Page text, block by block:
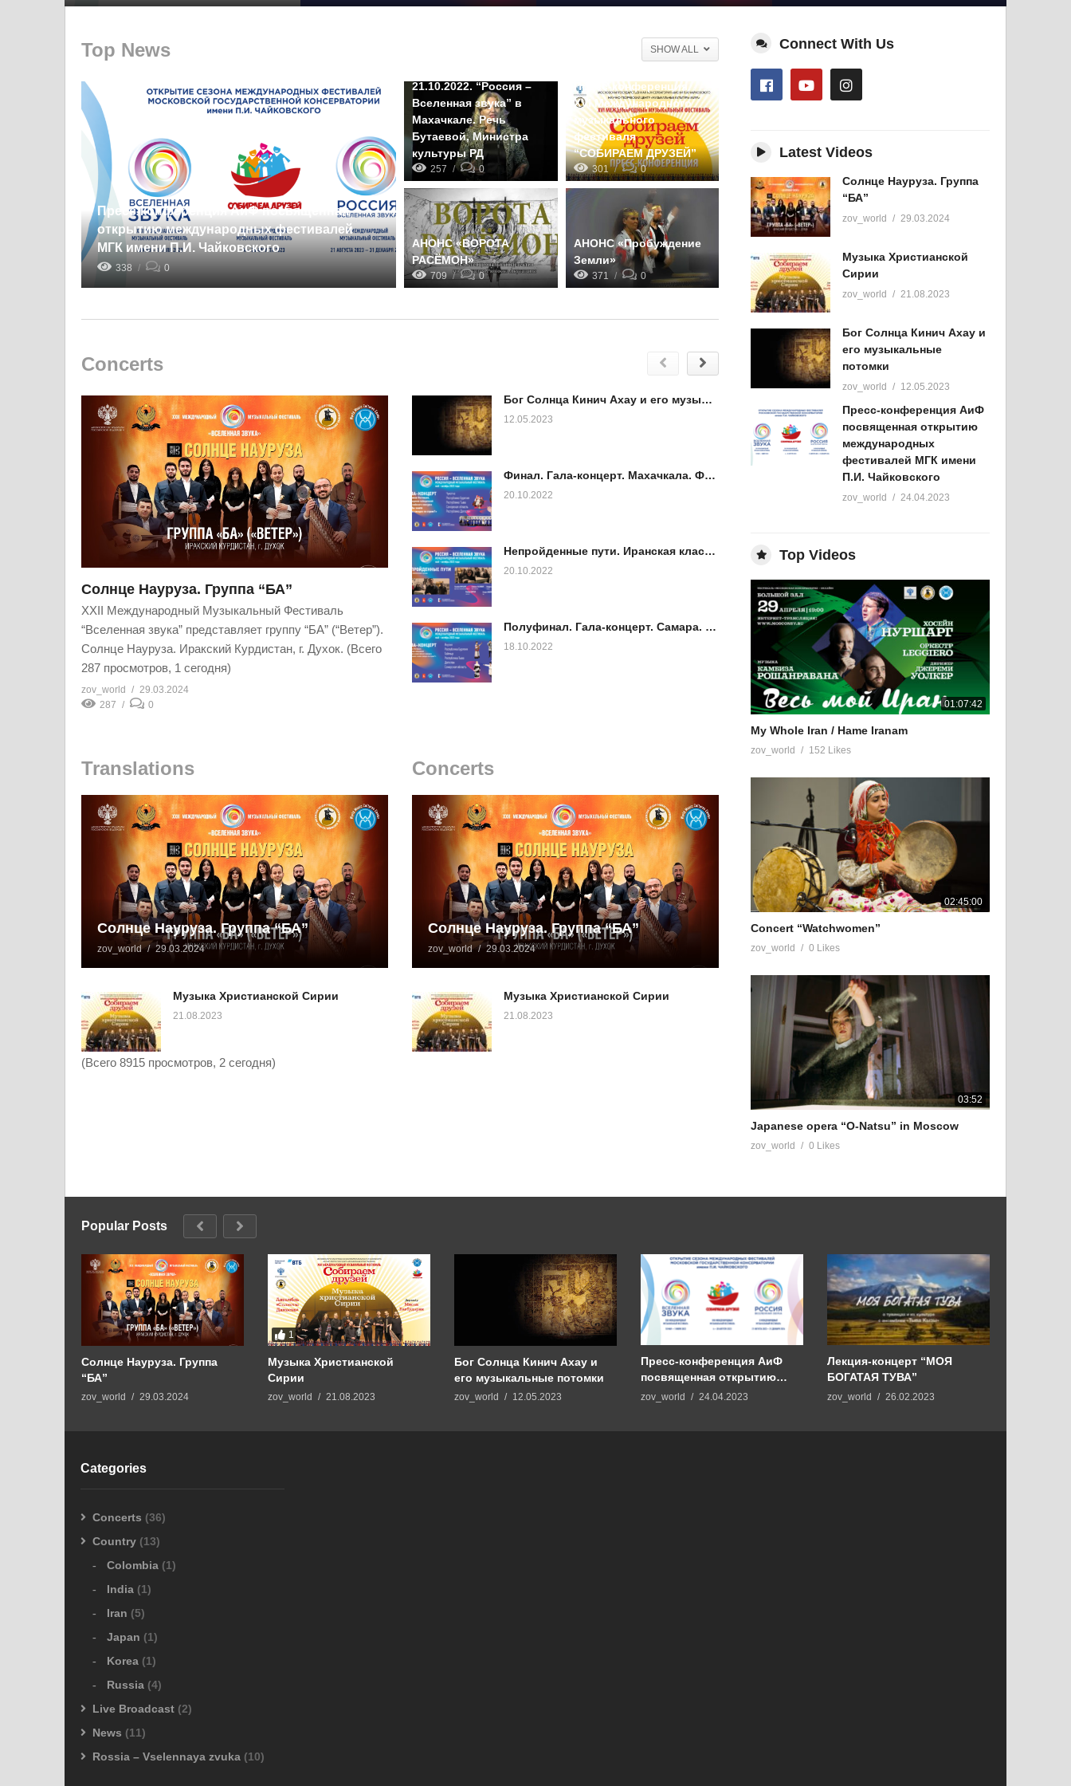
Top News SHOW ALL
Пресс-конференция АиФ посвященная
открытию международных фестивалей
МГК имени П.И. Чайковского
338 0
21.10.2022. “Россия –
Вселенная звука” в
Махачкале. Речь
Бутаевой, Министра
культуры РД
257 0
Пресс-конференция
XVI Международного
музыкального
фестиваля
“СОБИРАЕМ ДРУЗЕЙ”
301 0
АНОНС «ВОРОТА
РАСЁМОН»
709 0
АНОНС «Пробуждение
Земли»
371 0
Concerts
Солнце Науруза. Группа “БА”
XXII Международный Музыкальный Фестиваль
“Вселенная звука” представляет группу “БА” (“Ветер”).
Солнце Науруза. Иракский Курдистан, г. Духок. (Всего
287 просмотров, 1 сегодня)
zov_world
29.03.2024
287
0
Бог Солнца Кинич Ахау и его музыкальные потомки
12.05.2023
Финал. Гала-концерт. Махачкала. Фестиваль Россия – Вселенная звука 2022
20.10.2022
Непройденные пути. Иранская классическая музыка. Махачкала. Фестиваль Россия – Вселенная звука 2022
20.10.2022
Полуфинал. Гала-концерт. Самара. Фестиваль Россия – Вселенная звука 2022
18.10.2022
Translations
Солнце Науруза. Группа “БА”
zov_world 29.03.2024
Музыка Христианской Сирии
21.08.2023
Concerts
Солнце Науруза. Группа “БА”
zov_world 29.03.2024
Музыка Христианской Сирии
21.08.2023
(Всего 8915 просмотров, 2 сегодня)
Connect With Us
Latest Videos
Солнце Науруза. Группа
“БА”
zov_world 29.03.2024
Музыка Христианской
Сирии
zov_world 21.08.2023
Бог Солнца Кинич Ахау и
его музыкальные
потомки
zov_world 12.05.2023
Пресс-конференция АиФ
посвященная открытию
международных
фестивалей МГК имени
П.И. Чайковского
zov_world 24.04.2023
Top Videos
01:07:42
My Whole Iran / Hame Iranam
zov_world 152 Likes
02:45:00
Concert “Watchwomen”
zov_world 0 Likes
03:52
Japanese opera “O-Natsu” in Moscow
zov_world 0 Likes
Popular Posts
Солнце Науруза. Группа
“БА”
zov_world 29.03.2024
1
Музыка Христианской
Сирии
zov_world 21.08.2023
Бог Солнца Кинич Ахау и
его музыкальные потомки
zov_world 12.05.2023
Пресс-конференция АиФ
посвященная открытию
международных
zov_world 24.04.2023
Лекция-концерт “МОЯ
БОГАТАЯ ТУВА”
zov_world 26.02.2023
Categories
Concerts (36)
Country (13)
Colombia (1)
India (1)
Iran (5)
Japan (1)
Korea (1)
Russia (4)
Live Broadcast (2)
News (11)
Rossia – Vselennaya zvuka (10)